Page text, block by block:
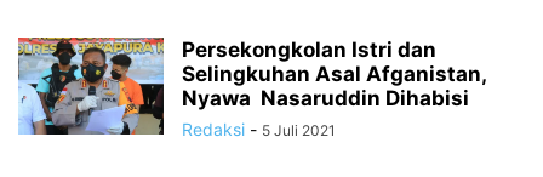
Persekongkolan Istri dan
Selingkuhan Asal Afganistan,
Nyawa Nasaruddin Dihabisi
Redaksi - 5 Juli 2021